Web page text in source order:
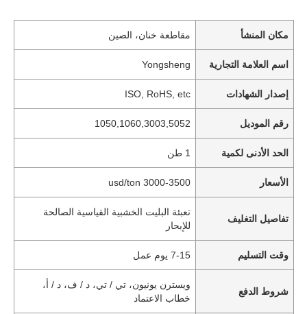
مكان المنشأ مقاطعة خنان، الصين
اسم العلامة التجارية Yongsheng
إصدار الشهادات ISO, RoHS, etc
رقم الموديل 1050,1060,3003,5052
الحد الأدنى لكمية 1 طن
الأسعار 3000-3500 usd/ton
تفاصيل التغليف
تعبئة البليت الخشبية القياسية الصالحة
للإبحار
وقت التسليم 7-15 يوم عمل
شروط الدفع
ويسترن يونيون، تي / تي، د / ف، د / أ،
خطاب الاعتماد